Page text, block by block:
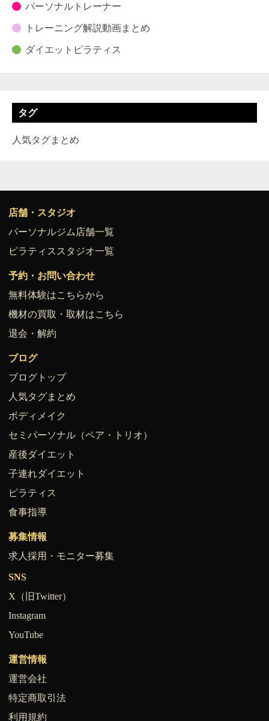
パーソナルトレーナー
トレーニング解説動画まとめ
ダイエットピラティス
タグ
人気タグまとめ
店舗・スタジオ
パーソナルジム店舗一覧
ピラティススタジオ一覧
予約・お問い合わせ
無料体験はこちらから
機材の買取・取材はこちら
退会・解約
ブログ
ブログトップ
人気タグまとめ
ボディメイク
セミパーソナル（ペア・トリオ）
産後ダイエット
子連れダイエット
ピラティス
食事指導
募集情報
求人採用・モニター募集
SNS
X（旧Twitter）
Instagram
YouTube
運営情報
運営会社
特定商取引法
利用規約